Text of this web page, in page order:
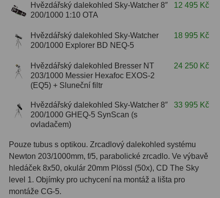
Sluneční44
CLS a UHC18
OIII 9
SII
Planetární
Barevné66
Barlow čočky65
Hvězdářský dalekohled Sky-Watcher 8″
200/1000 1:10 OTA
12 495 Kč
Hvězdářský dalekohled Sky-Watcher
200/1000 Explorer BD NEQ-5
18 995 Kč
Hvězdářský dalekohled Bresser NT
203/1000 Messier Hexafoc EXOS-2
(EQ5) + Sluneční filtr
24 250 Kč
Hvězdářský dalekohled Sky-Watcher 8″
200/1000 GHEQ-5 SynScan (s
ovladačem)
33 995 Kč
Pouze tubus s optikou. Zrcadlový dalekohled systému
Newton 203/1000mm, f/5, parabolické zrcadlo. Ve výbavě
hledáček 8x50, okulár 20mm Plössl (50x), CD The Sky
level 1. Objímky pro uchycení na montáž a lišta pro
montáže CG-5.